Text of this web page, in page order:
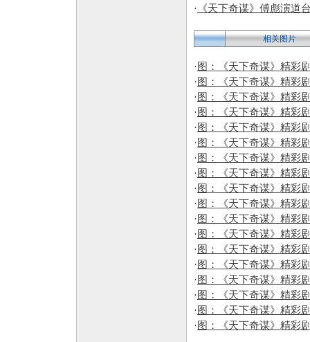
· 《天下奇谋》傅彪演道
相关图片
· 图：《天下奇谋》精彩
· 图：《天下奇谋》精彩
· 图：《天下奇谋》精彩
· 图：《天下奇谋》精彩
· 图：《天下奇谋》精彩
· 图：《天下奇谋》精彩
· 图：《天下奇谋》精彩
· 图：《天下奇谋》精彩
· 图：《天下奇谋》精彩
· 图：《天下奇谋》精彩
· 图：《天下奇谋》精彩
· 图：《天下奇谋》精彩
· 图：《天下奇谋》精彩
· 图：《天下奇谋》精彩
· 图：《天下奇谋》精彩
· 图：《天下奇谋》精彩
· 图：《天下奇谋》精彩
· 图：《天下奇谋》精彩